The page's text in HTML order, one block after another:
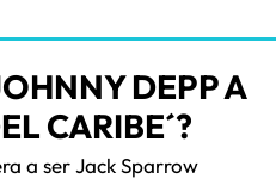
DEPP A
CARIBE´?
a ser Jack Sparrow